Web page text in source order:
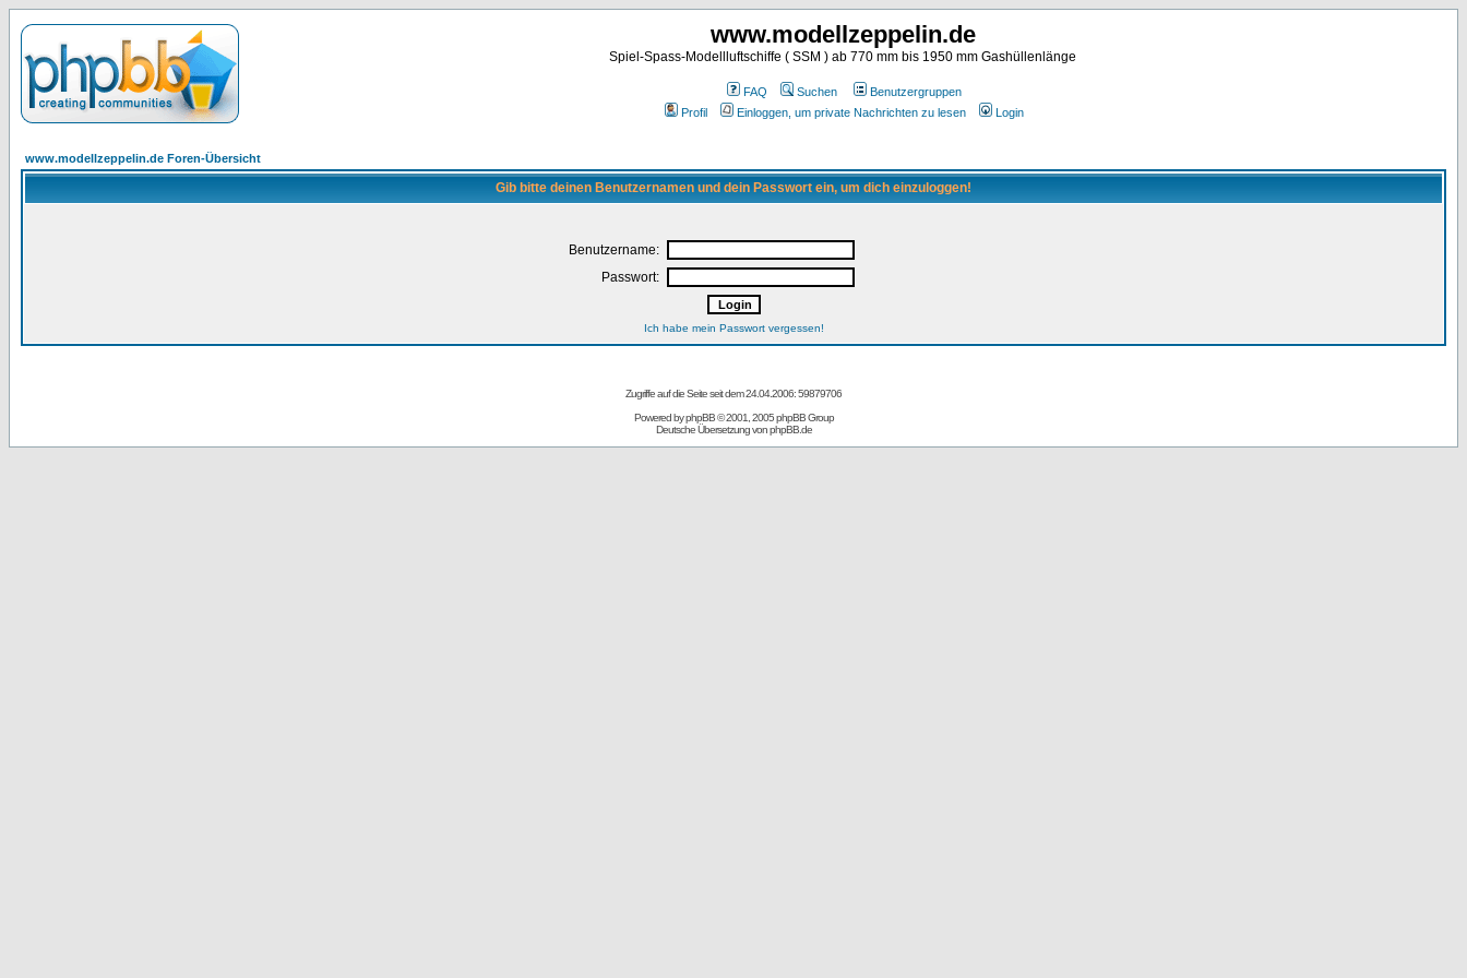
www.modellzeppelin.de
Spiel-Spass-Modellluftschiffe ( SSM ) ab 770 mm bis 1950 mm Gashüllenlänge
FAQ Suchen
Benutzergruppen
Profil
Einloggen, um private Nachrichten zu lesen Login
www.modellzeppelin.de Foren-Übersicht
Gib bitte deinen Benutzernamen und dein Passwort ein, um dich einzuloggen!
Benutzername:
Passwort:
Ich habe mein Passwort vergessen!
Zugriffe auf die Seite seit dem 24.04.2006: 59879706
Powered byphpBB© 2001, 2005 phpBB Group
Deutsche Übersetzung vonphpBB.de